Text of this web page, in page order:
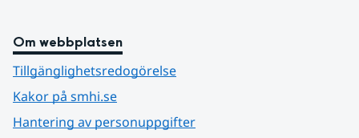
Om webbplatsen
Tillgänglighetsredogörelse
Kakor på smhi.se
Hantering av personuppgifter